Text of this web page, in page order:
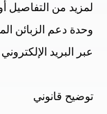
لمزيد من التفاصيل
عبر البريد الإلكتروني telem@discountbank.co.il
توضيح قانوني